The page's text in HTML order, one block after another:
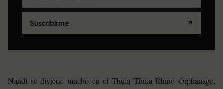
Suscribirme ↗
Nandi se divierte mucho en el Thula Thula Rhino Orphanage,